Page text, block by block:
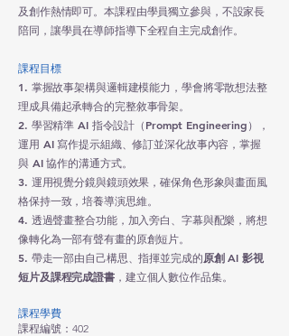
及創作熱情即可。本課程由學員獨立參與，不設家長
陪同，讓學員在導師指導下全程自主完成創作。
課程目標
1. 掌握故事架構與邏輯建模能力，學會將零散想法整
理成具備起承轉合的完整敘事骨架。
2. 學習精準 AI 指令設計（Prompt Engineering），
運用 AI 寫作提示組織、修訂並深化故事內容，掌握
與 AI 協作的溝通方式。
3. 運用視覺分鏡與鏡頭效果，確保角色形象與畫面風
格保持一致，培養導演思維。
4. 透過聲畫整合功能，加入旁白、字幕與配樂，將想
像轉化為一部有聲有畫的原創短片。
5. 帶走一部由自己構思、指揮並完成的原創 AI 影視
短片及課程完成證書，建立個人數位作品集。
課程學費
課程編號：402